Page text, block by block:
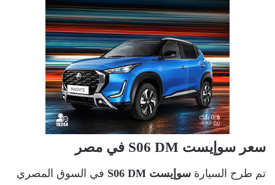
سعر سوإيست S06 DM في مصر
تم طرح السيارة سوإيست S06 DM
في السوق المصري